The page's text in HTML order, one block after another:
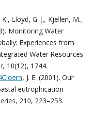
Lloyd, G. J., Kjellen, M.,
Monitoring Water
Experiences from
Water Resources
10(12), 1744.
, J. E. (2001). Our
eutrophication
210, 223–253.